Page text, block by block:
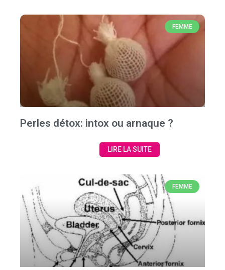
FEMME
Perles détox: intox ou arnaque ?
LIRE LA SUITE
FEMME